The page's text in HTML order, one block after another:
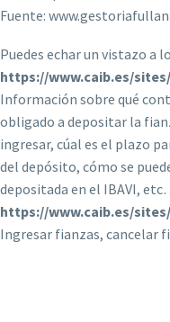
Fuente:
Puedes echar un vistazo a
https://www.caib.es/
Información sobre qué
obligado a depositar la
ingresar, cúal es el plazo
del depósito, cómo se
depositada en el IBAVI,
https://www.caib.es/
Ingresar fianzas, cancelar